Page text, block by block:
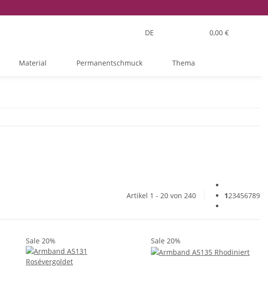
DE 0,00 €
Material Permanentschmuck Thema
Artikel 1 - 20 von 240 123456789
Sale 20% Sale 20%